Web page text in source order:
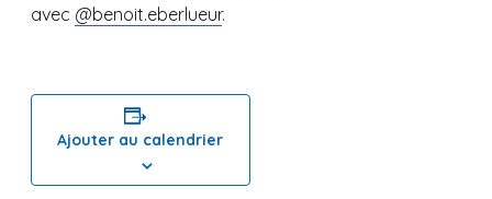
avec @benoit.eberlueur.
Ajouter au calendrier